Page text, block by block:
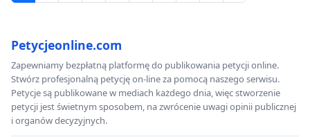
Petycjeonline.com
Zapewniamy bezpłatną platformę do publikowania petycji online.
Stwórz profesjonalną petycję on-line za pomocą naszego serwisu.
Petycje są publikowane w mediach każdego dnia, więc stworzenie
petycji jest świetnym sposobem, na zwrócenie uwagi opinii publicznej
i organów decyzyjnych.